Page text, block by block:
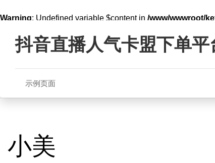
Warning: Undefined variable $content in /www/wwwroot/
content抖音直播人气卡盟下单平
示例页面
小美